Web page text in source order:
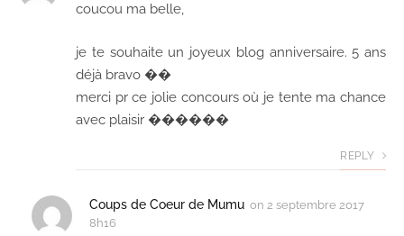
coucou ma belle,
je te souhaite un joyeux blog anniversaire. 5 ans
déjà bravo ��
merci pr ce jolie concours où je tente ma chance
avec plaisir ������
REPLY
Coups de Coeur de Mumu on 2 septembre 2017
8h16